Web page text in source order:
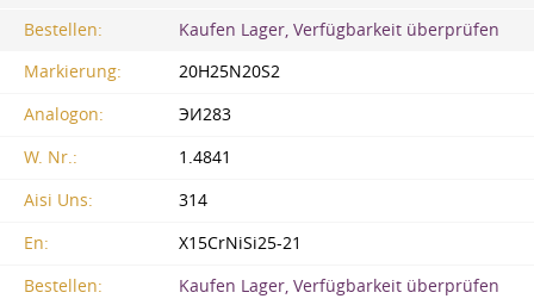
Bestellen:
Kaufen Lager, Verfügbarkeit überprüfen
Markierung:
20H25N20S2
Analogon:
ЭИ283
W. Nr.:
1.4841
Aisi Uns:
314
En:
X15CrNiSi25-21
Bestellen:
Kaufen Lager, Verfügbarkeit überprüfen